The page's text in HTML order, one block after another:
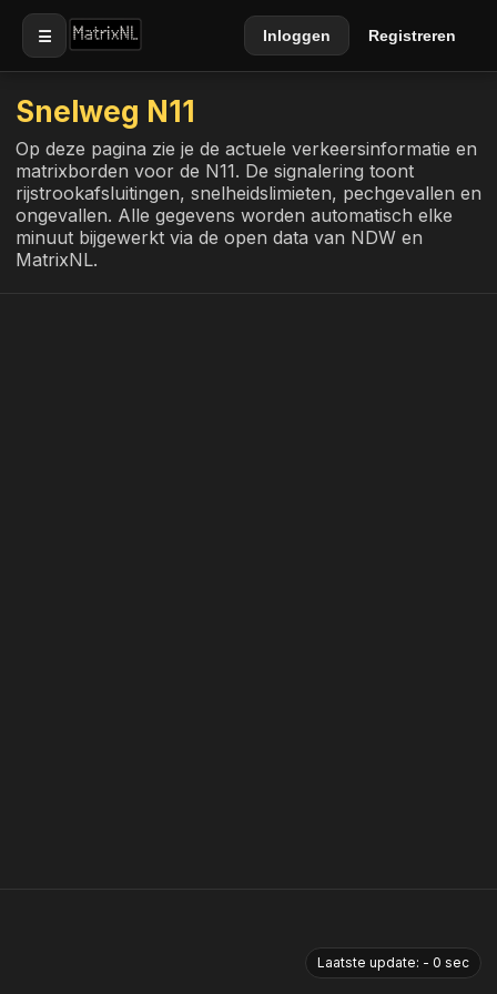
☰ Inloggen Registreren
Snelweg N11
Op deze pagina zie je de actuele verkeersinformatie en
matrixborden voor de N11. De signalering toont
rijstrookafsluitingen, snelheidslimieten, pechgevallen en
ongevallen. Alle gegevens worden automatisch elke
minuut bijgewerkt via de open data van NDW en
MatrixNL.
Laatste update: - 0 sec